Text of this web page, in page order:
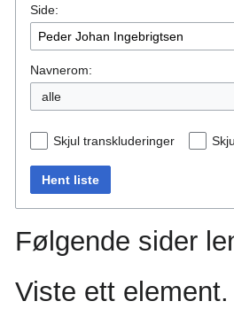
navigering
søkSide:
Navnerom:
alle
Skjul transkluderinger
Hent liste
Følgende sider
Viste ett element.